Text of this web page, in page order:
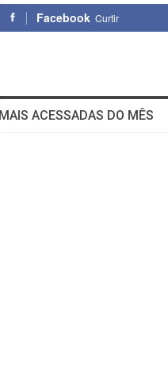
Facebook Curtir
MAIS ACESSADAS DO MÊS